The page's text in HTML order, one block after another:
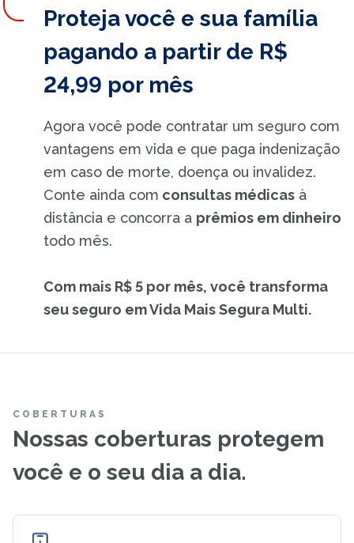
Proteja você e sua família
pagando a partir de R$
24,99 por mês
Agora você pode contratar um seguro com
vantagens em vida e que paga indenização
em caso de morte, doença ou invalidez.
Conte ainda com consultas médicas à
distância e concorra a prêmios em dinheiro
todo mês.
Com mais R$ 5 por mês, você transforma
seu seguro em Vida Mais Segura Multi.
COBERTURAS
Nossas coberturas protegem
você e o seu dia a dia.